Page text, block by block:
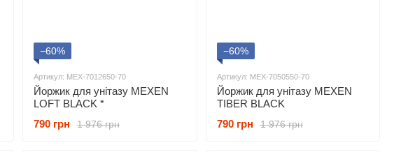
−60%
Артикул: MEX-7012650-70
Йоржик для унітазу MEXEN
LOFT BLACK *
1 976 грн
790 грн
−60%
Артикул: MEX-7050550-70
Йоржик для унітазу MEXEN
TIBER BLACK
1 976 грн
790 грн